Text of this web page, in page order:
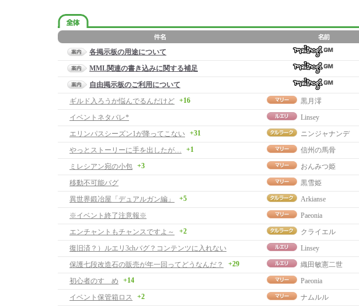
各掲示板の用途について
MML関連の書き込みに関する補足
自由掲示板のご利用について
ギルド入ろうか悩んでるんだけど +16 黒月澪
イベントネタバレ*
Linsey
エリンパスシーズン1が降ってこない +31 ニンジャナンデ
やっとストーリーに手を出したが…
+1 信州の馬骨
ミレシアン宛の小包 +3 おんみつ姫
移動不可能バグ
黒雪姫
異世界鍛冶屋「デュアルガン編」
+5 Arkianse
※イベント終了注意報※
Paeonia
エンチャントもチャンスですよ～
+2 クライエル
復旧済？）ルエリ3chバグ？コンテンツに入れない
Linsey
保護七段改造石の販売が年一回ってどうなんだ？
+29 織田敏憲二世
初心者のすゝめ
+14 Paeonia
イベント保管箱ロス
+2 ナムルル